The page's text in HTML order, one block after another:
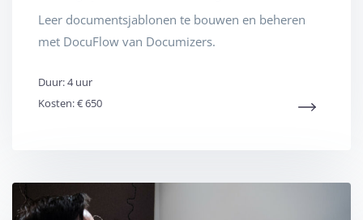
Leer documentsjablonen te bouwen en beheren
met DocuFlow van Documizers.
Duur: 4 uur
Kosten: € 650